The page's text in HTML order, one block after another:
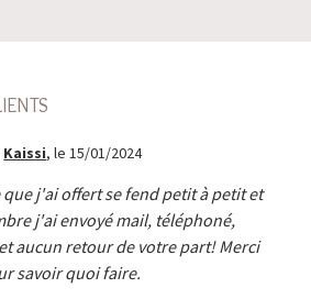
Kaissi, le 15/01/2024
j'ai offert se fend petit à petit et
j'ai envoyé mail, téléphoné,
aucun retour de votre part! Merci
savoir quoi faire.